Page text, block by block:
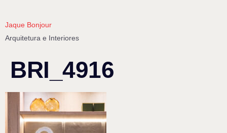
Jaque Bonjour
Arquitetura e Interiores
BRI_4916